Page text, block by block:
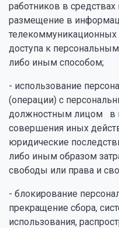
работников в
размещение в
телекоммуникационных
доступа к
либо иным способом;
- использование
(операции) с
должностным лицом в
совершения иных
юридические
либо иным образом
свободы или права и
- блокирование
прекращение сбора,
использования,